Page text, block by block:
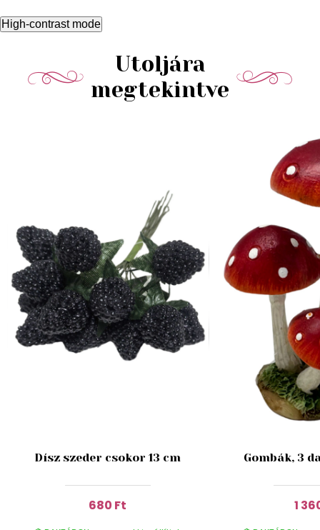
High-contrast mode
Utoljára
megtekintve
Dísz szeder csokor 13 cm
680 Ft
Gombák, 3
1